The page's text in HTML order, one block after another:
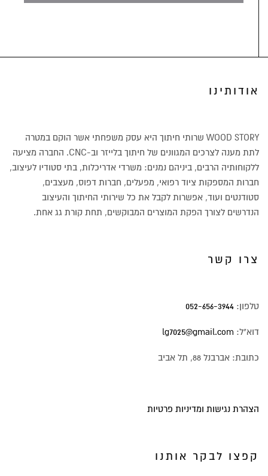
אודותינו
WOOD STORY שרותי חיתוך היא עסק משפחתי אשר הוקם במטרה
לתת מענה לצרכים המגוונים של חיתוך בלייזר וב-CNC. החברה מציעה
ללקוחותיה הרבים, ביניהם נמנים: משרדי אדריכלות, בתי סטודיו לעיצוב,
חברות המספקות ציוד רפואי, מפעלים, חברות דפוס, מעצבים,
סטודנטים ועוד, אפשרות לקבל את כל שירותי החיתוך והעיצוב
הנדרשים לצורך הפקת המוצרים המבוקשים, תחת קורת גג אחת.
צרו קשר
טלפון: 052-656-3944
דוא"ל: lg7025@gmail.com
כתובת: אברבנל 88, תל אביב
הצהרת נגישות ומדיניות פרטיות
קפצו לבקר אותנו